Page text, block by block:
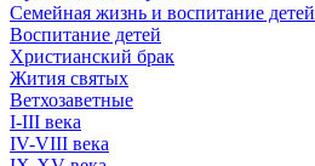
Семейная жизнь и воспитание детей
Воспитание детей
Христианский брак
Жития святых
Ветхозаветные
I-III века
IV-VIII века